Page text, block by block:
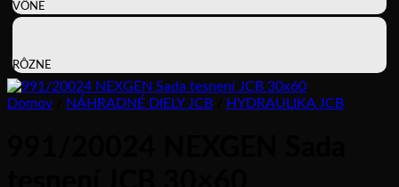
VÔNE
RÔZNE
Domov NÁHRADNÉ DIELY JCB HYDRAULIKA JCB